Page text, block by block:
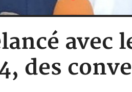
avec
des